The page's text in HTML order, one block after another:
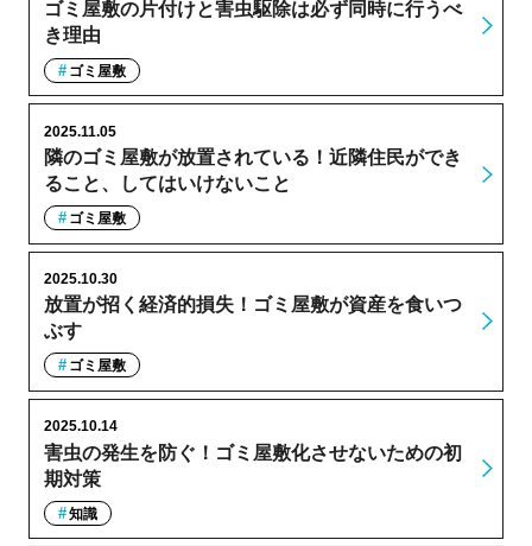
ゴミ屋敷の片付けと害虫駆除は必ず同時に行うべ
き理由
ゴミ屋敷
隣のゴミ屋敷が放置されている！近隣住民ができ
ること、してはいけないこと
2025.11.05
ゴミ屋敷
放置が招く経済的損失！ゴミ屋敷が資産を食いつ
ぶす
2025.10.30
ゴミ屋敷
害虫の発生を防ぐ！ゴミ屋敷化させないための初
期対策
2025.10.14
知識